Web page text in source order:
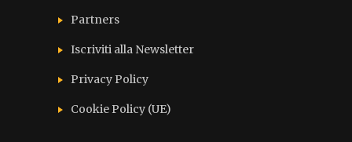
Partners
Iscriviti alla Newsletter
Privacy Policy
Cookie Policy (UE)